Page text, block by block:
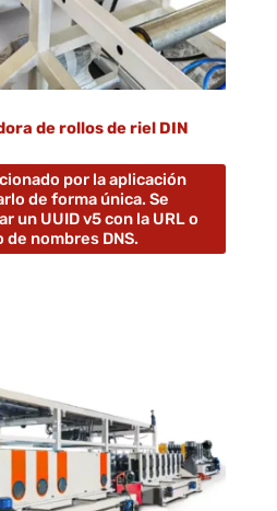
de rollos de riel DIN
por la aplicación
de forma única. Se
un UUID v5 con la URL o
de nombres DNS.